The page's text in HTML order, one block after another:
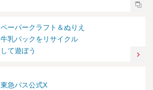
ペーパークラフト＆ぬりえ
牛乳パックをリサイクル
して遊ぼう
東急バス公式X